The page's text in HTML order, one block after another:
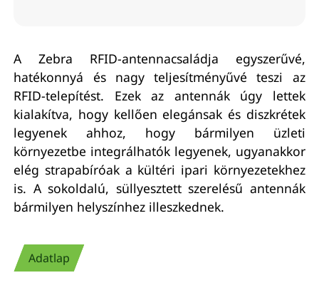
A Zebra RFID-antennacsaládja egyszerűvé,
hatékonnyá és nagy teljesítményűvé teszi az
RFID-telepítést. Ezek az antennák úgy lettek
kialakítva, hogy kellően elegánsak és diszkrétek
legyenek ahhoz, hogy bármilyen üzleti
környezetbe integrálhatók legyenek, ugyanakkor
elég strapabíróak a kültéri ipari környezetekhez
is. A sokoldalú, süllyesztett szerelésű antennák
bármilyen helyszínhez illeszkednek.
Adatlap